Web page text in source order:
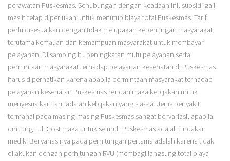
perawatan Puskesmas. Sehubungan dengan keadaan ini, subsidi gaji
masih tetap diperlukan untuk menutup biaya total Puskesmas. Tarif
perlu disesuaikan dengan tidak melupakan kepentingan masyarakat
terutama kemauan dan kemampuan masyarakat untuk membayar
pelayanan. Di samping itu peningkatan mutu pelayanan serta
permintaan masyarakat terhadap pelayanan kesehatan di Puskesmas
harus diperhatikan karena apabila permintaan masyarakat terhadap
pelayanan kesehatan Puskesmas rendah maka kebijakan untuk
menyesuaikan tarif adalah kebijakan yang sia-sia. Jenis penyakit
termahal pada masing-masing Puskesmas sangat bervariasi, apabila
dihitung Full Cost maka untuk seluruh Puskesmas adalah tindakan
medik. Bervariasinya pada perhitungan pertama adalah karena tidak
dilakukan dengan perhitungan RVU (membagi langsung total biaya